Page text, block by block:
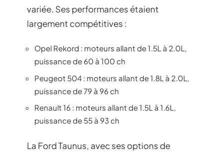
variée. Ses performances étaient
largement compétitives :
Opel Rekord : moteurs allant de 1.5L à 2.0L,
puissance de 60 à 100 ch
Peugeot 504 : moteurs allant de 1.8L à 2.0L,
puissance de 79 à 96 ch
Renault 16 : moteurs allant de 1.5L à 1.6L,
puissance de 55 à 93 ch
La Ford Taunus, avec ses options de